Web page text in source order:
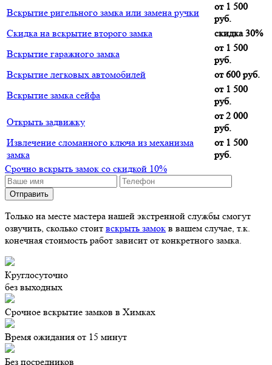
Вскрытие ригельного замка или замена ручки
от 1 500
руб.
Скидка на вскрытие второго замка
скидка 30%
Вскрытие гаражного замка
от 1 500
руб.
Вскрытие легковых автомобилей
от 600 руб.
Вскрытие замка сейфа
от 1 500
руб.
Открыть задвижку
от 2 000
руб.
Извлечение сломанного ключа из механизма
замка
от 1 500
руб.
Срочно вскрыть замок со скидкой 10%
Только на месте мастера нашей экстренной службы смогут
озвучить, сколько стоит вскрыть замок в вашем случае, т.к.
конечная стоимость работ зависит от конкретного замка.
Круглосуточно
без выходных
Срочное вскрытие замков в Химках
Время ожидания от 15 минут
Без посредников